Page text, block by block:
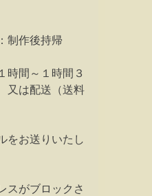
制作後持帰
時間～１時間３
又は配送（送料
をお送りいたし
スがブロックさ